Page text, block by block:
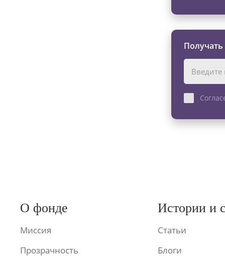
О фонде
Миссия
Прозрачность
Истории и
Статьи
Блоги